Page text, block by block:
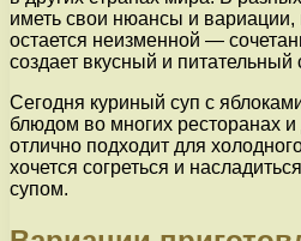
иметь свои нюансы и вариации,
остается неизменной —
создает вкусный и питательный
Сегодня куриный суп с
блюдом во многих ресторанах
отлично подходит для
хочется согреться и
супом.